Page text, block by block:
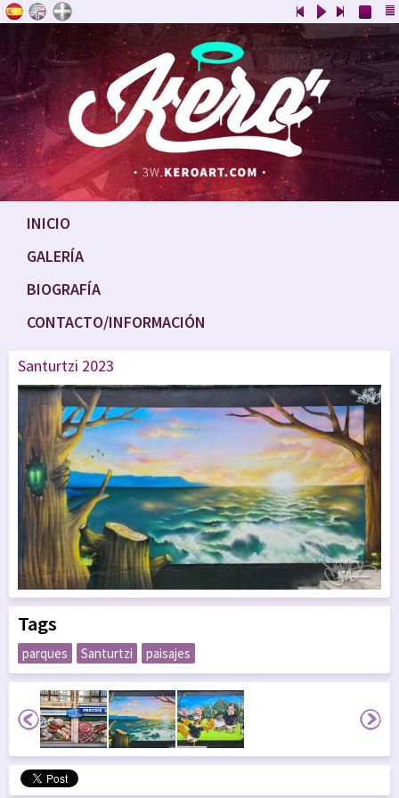
INICIO
GALERÍA
BIOGRAFÍA
CONTACTO/INFORMACIÓN
Santurtzi 2023
Tags
parques Santurtzi paisajes